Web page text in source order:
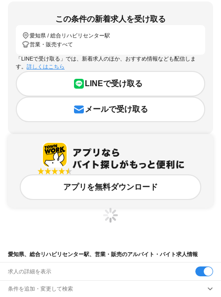
この条件の新着求人を受け取る
愛知県 / 総合リハビリセンター駅
営業・販売すべて
「LINEで受け取る」では、新着求人のほか、おすすめ情報なども配信しま
す。 詳しくはこちら
LINEで受け取る
メールで受け取る
アプリを無料ダウンロード
愛知県、総合リハビリセンター駅、営業・販売のアルバイト・バイト求人情報
求人の詳細を表示
条件を追加・変更して検索